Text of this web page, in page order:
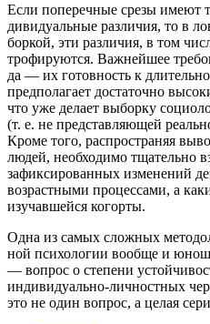
Если поперечные срезы имеют
дивидуальные различия, то в
боркой, эти различия, в том
трофируются. Важнейшее
да — их готовность к
предполагает достаточно
что уже де­лает выборку
(т. е. не пред­ставляющей
Кроме того, рас­пространяя
людей, необходимо тщательно
зафиксированных изменений
возрастными процессами, а
изучавшейся когорты.
Одна из самых сложных
ной психологии вообще и
— вопрос о степени
индивидуально-личностных
это не один вопрос, а целая